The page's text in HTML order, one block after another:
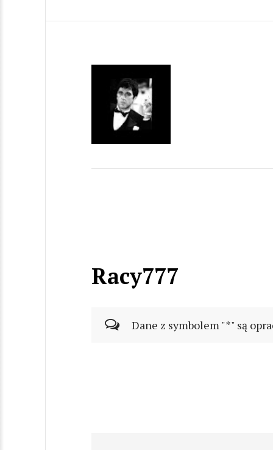
Racy777
Dane z symbolem "*" są